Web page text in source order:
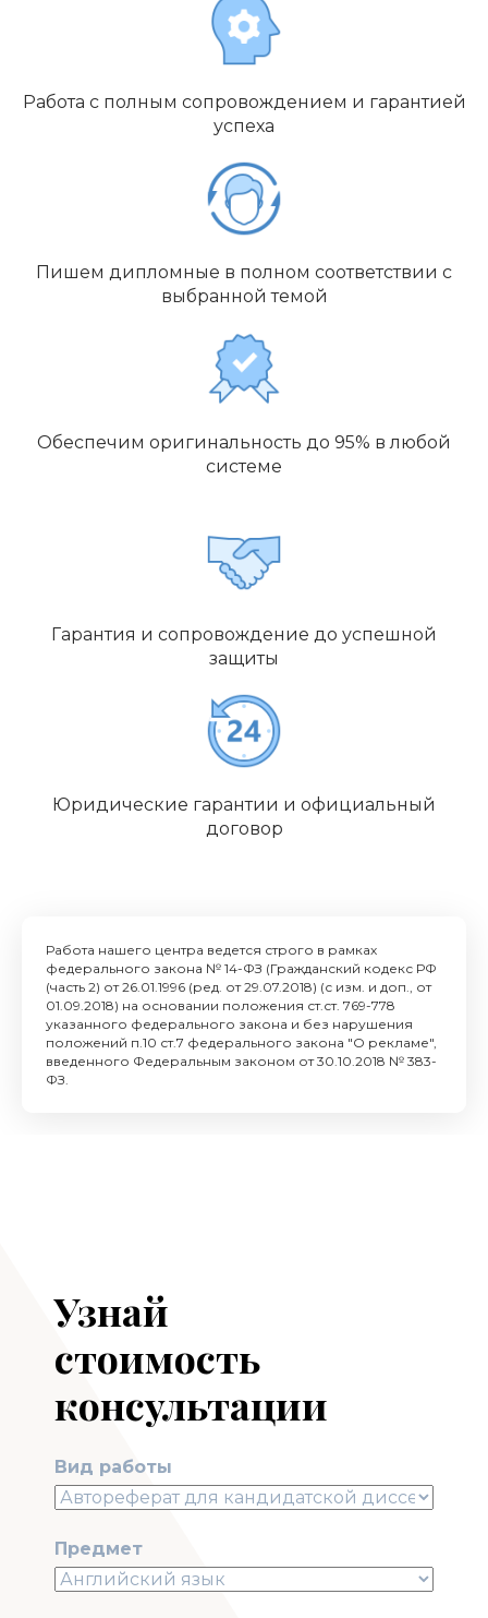
Работа с полным сопровождением и гарантией
успеха
Пишем дипломные в полном соответствии с
выбранной темой
Обеспечим оригинальность до 95% в любой
системе
Гарантия и сопровождение до успешной
защиты
Юридические гарантии и официальный
договор
Работа нашего центра ведется строго в рамках
федерального закона № 14-ФЗ (Гражданский кодекс РФ
(часть 2) от 26.01.1996 (ред. от 29.07.2018) (с изм. и доп., от
01.09.2018) на основании положения ст.ст. 769-778
указанного федерального закона и без нарушения
положений п.10 ст.7 федерального закона "О рекламе",
введенного Федеральным законом от 30.10.2018 № 383-
ФЗ.
Узнай
стоимость
консультации
Вид работы
Предмет